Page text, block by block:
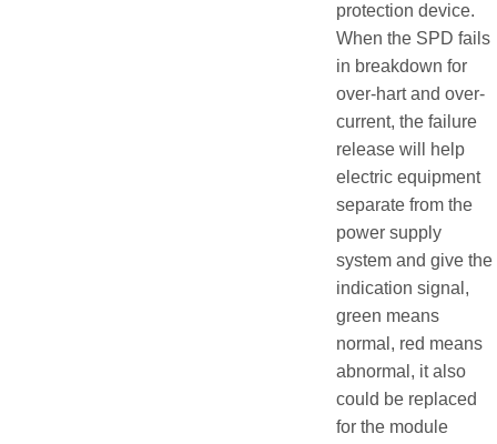
protection device.
When the SPD fails
in breakdown for
over-hart and over-
current, the failure
release will help
electric equipment
separate from the
power supply
system and give the
indication signal,
green means
normal, red means
abnormal, it also
could be replaced
for the module